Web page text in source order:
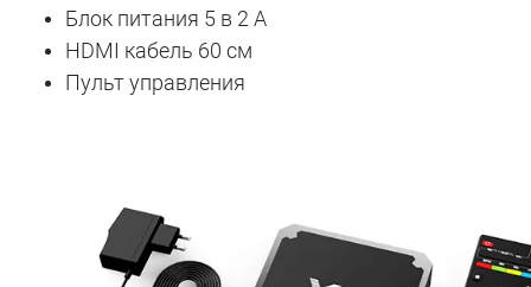
Блок питания 5 в 2 А
HDMI кабель 60 см
Пульт управления